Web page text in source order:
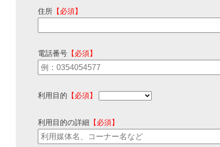
住所 【必須】
電話番号 【必須】
利用目的 【必須】
利用目的の詳細 【必須】